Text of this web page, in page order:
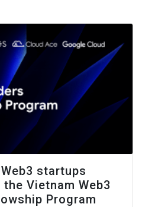
startups
Vietnam Web3
Program